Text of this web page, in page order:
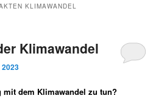
KLIMAWANDEL
Klimawandel
mit dem Klimawandel zu tun?